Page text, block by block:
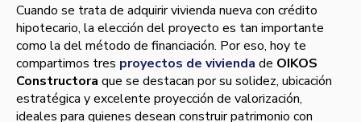
Cuando se trata de adquirir vivienda nueva con crédito
hipotecario, la elección del proyecto es tan importante
como la del método de financiación. Por eso, hoy te
compartimos tres proyectos de vivienda de OIKOS
Constructora que se destacan por su solidez, ubicación
estratégica y excelente proyección de valorización,
ideales para quienes desean construir patrimonio con